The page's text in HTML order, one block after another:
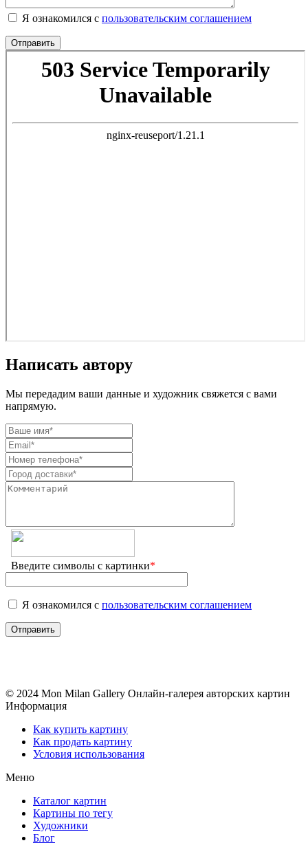
Я ознакомился с пользовательским соглашением
Написать автору
Мы передадим ваши данные и художник свяжется с вами
напрямую.
Введите символы с картинки*
Я ознакомился с пользовательским соглашением
© 2024 Mon Milan Gallery Онлайн-галерея авторских картин
Информация
Как купить картину
Как продать картину
Условия использования
Меню
Каталог картин
Картины по тегу
Художники
Блог